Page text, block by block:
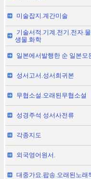
미술잡지.계간미술
기술서적.기계.전기.전자.
생물.화학
일본에서발행한 순 일본모
성서고서.성서희귀본
무협소설.오래된무협소설
성경주석 성서사전류
각종지도
외국영어원서.
대중가요.팝송.오래된노래